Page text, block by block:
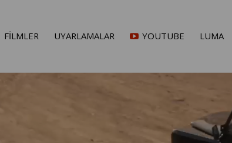
FİLMLER UYARLAMALAR YOUTUBE LUMA